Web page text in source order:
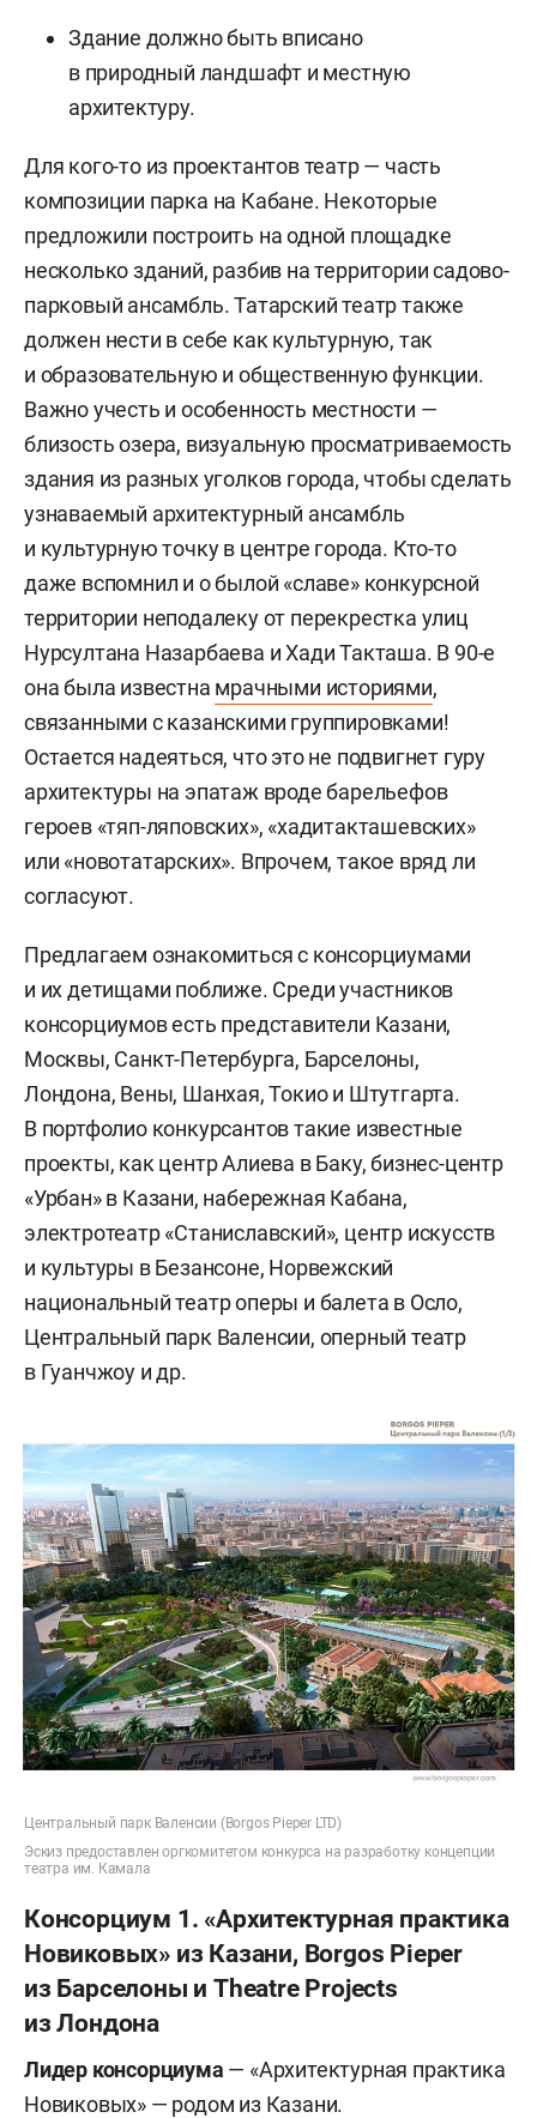
Здание должно быть вписано
в природный ландшафт и местную
архитектуру.
Для кого-то из проектантов театр — часть
композиции парка на Кабане. Некоторые
предложили построить на одной площадке
несколько зданий, разбив на территории садово-
парковый ансамбль. Татарский театр также
должен нести в себе как культурную, так
и образовательную и общественную функции.
Важно учесть и особенность местности —
близость озера, визуальную просматриваемость
здания из разных уголков города, чтобы сделать
узнаваемый архитектурный ансамбль
и культурную точку в центре города. Кто-то
даже вспомнил и о былой «славе» конкурсной
территории неподалеку от перекрестка улиц
Нурсултана Назарбаева и Хади Такташа. В 90-е
она была известна мрачными историями,
связанными с казанскими группировками!
Остается надеяться, что это не подвигнет гуру
архитектуры на эпатаж вроде барельефов
героев «тяп-ляповских», «хадитакташевских»
или «новотатарских». Впрочем, такое вряд ли
согласуют.
Предлагаем ознакомиться с консорциумами
и их детищами поближе. Среди участников
консорциумов есть представители Казани,
Москвы, Санкт-Петербурга, Барселоны,
Лондона, Вены, Шанхая, Токио и Штутгарта.
В портфолио конкурсантов такие известные
проекты, как центр Алиева в Баку, бизнес-центр
«Урбан» в Казани, набережная Кабана,
электротеатр «Станиславский», центр искусств
и культуры в Безансоне, Норвежский
национальный театр оперы и балета в Осло,
Центральный парк Валенсии, оперный театр
в Гуанчжоу и др.
Центральный парк Валенсии (Borgos Pieper LTD)
Эскиз предоставлен оргкомитетом конкурса на разработку концепции
театра им. Камала
Консорциум 1. «Архитектурная практика
Новиковых» из Казани, Borgos Pieper
из Барселоны и Theatre Projects
из Лондона
Лидер консорциума — «Архитектурная практика
Новиковых» — родом из Казани.